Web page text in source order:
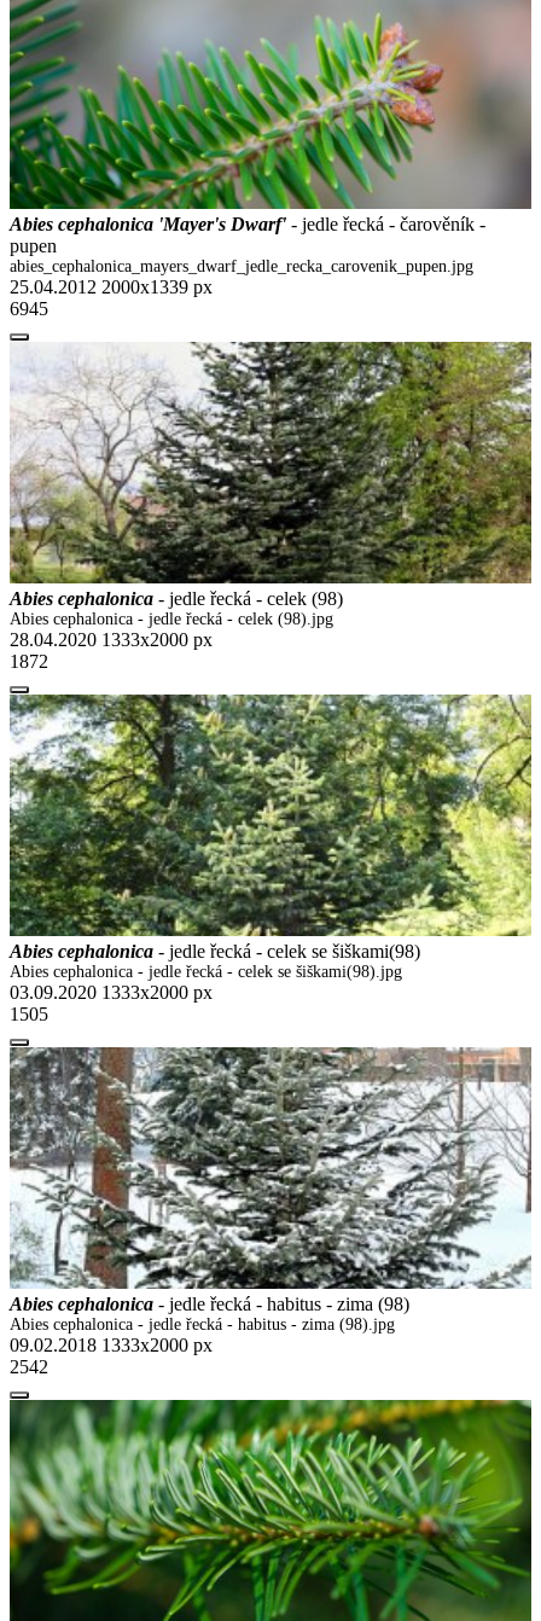
Abies cephalonica 'Mayer's Dwarf' - jedle řecká - čarověník -
pupen
abies_cephalonica_mayers_dwarf_jedle_recka_carovenik_pupen.jpg
25.04.2012 2000x1339 px
6945
Abies cephalonica - jedle řecká - celek (98)
Abies cephalonica - jedle řecká - celek (98).jpg
28.04.2020 1333x2000 px
1872
Abies cephalonica - jedle řecká - celek se šiškami(98)
Abies cephalonica - jedle řecká - celek se šiškami(98).jpg
03.09.2020 1333x2000 px
1505
Abies cephalonica - jedle řecká - habitus - zima (98)
Abies cephalonica - jedle řecká - habitus - zima (98).jpg
09.02.2018 1333x2000 px
2542